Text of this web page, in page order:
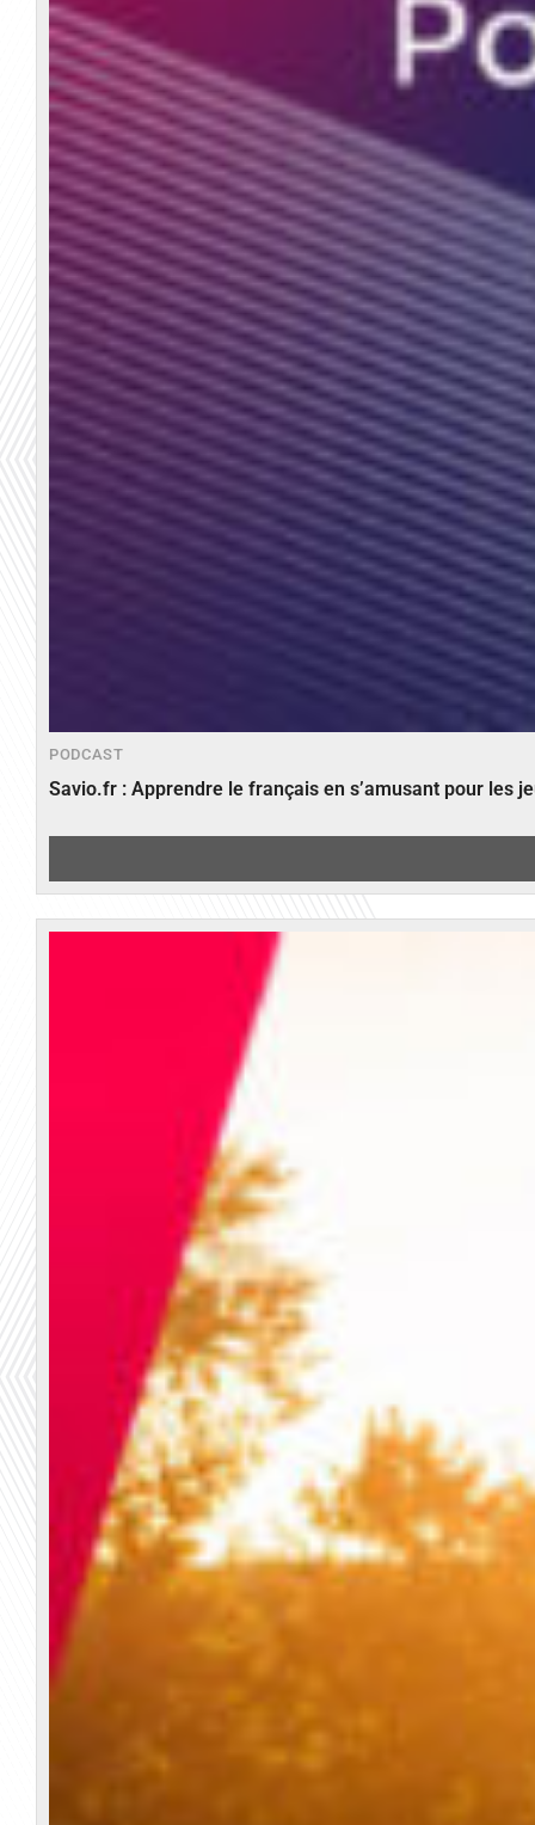
PODCAST
Savio.fr : Apprendre le français en s’amusant pour les